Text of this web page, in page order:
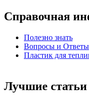
Справочная
Полезно знать
Вопросы и Ответы
Пластик для
Лучшие статьи